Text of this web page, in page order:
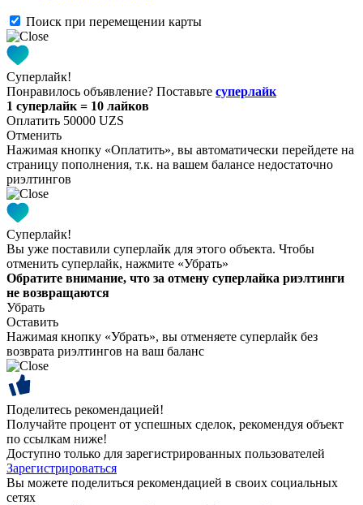
Поиск при перемещении карты
Суперлайк!
Понравилось объявление? Поставьте суперлайк
1 суперлайк = 10 лайков
Оплатить 50000 UZS
Отменить
Нажимая кнопку «Оплатить», вы автоматически перейдете на
страницу пополнения, т.к. на вашем балансе недостаточно
риэлтингов
Суперлайк!
Вы уже поставили суперлайк для этого объекта. Чтобы
отменить суперлайк, нажмите «Убрать»
Обратите внимание, что за отмену суперлайка риэлтинги
не возвращаются
Убрать
Оставить
Нажимая кнопку «Убрать», вы отменяете суперлайк без
возврата риэлтингов на ваш баланс
Поделитесь рекомендацией!
Получайте процент от успешных сделок, рекомендуя объект
по ссылкам ниже!
Доступно только для зарегистрированных пользователей
Зарегистрироваться
Вы можете поделиться рекомендацией в своих социальных
сетях